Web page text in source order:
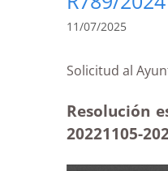
11/07/2025
Solicitud al
Resolución
20221105-